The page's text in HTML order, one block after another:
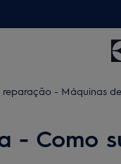
reparação - Máquinas
- Como